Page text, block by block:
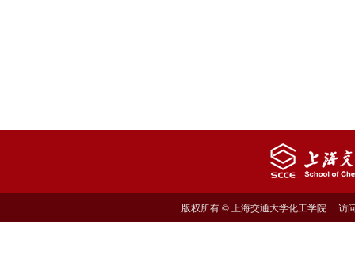
版权所有 © 上海交通大学化工学院 访